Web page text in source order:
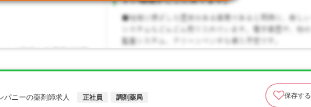
ニーの薬剤師求人
正社員 調剤薬局 保存する